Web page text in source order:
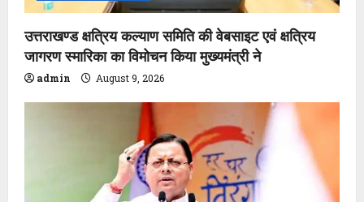
उत्तराखण्ड क्षत्रिय कल्याण समिति की वेबसाइट एवं क्षत्रिय
जागरण स्मारिका का विमोचन किया मुख्यमंत्री ने
admin August 9, 2026